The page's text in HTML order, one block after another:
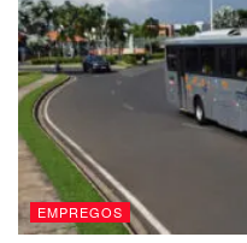
EMPREGOS